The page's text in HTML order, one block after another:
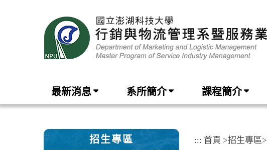
最新消息 系所簡介 課程簡介
:::
招生專區 ::: 首頁 >招生專區>